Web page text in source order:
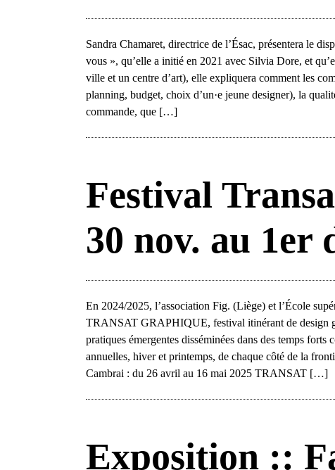
Sandra Chamaret, directrice de l’Ésac, présentera le
vous », qu’elle a initié en 2021 avec Silvia Dore, et
ville et un centre d’art), elle expliquera comment les
planning, budget, choix d’un·e jeune designer), la
commande, que […]
Festival
30 nov. au 1er
En 2024/2025, l’association Fig. (Liège) et l’École
TRANSAT GRAPHIQUE, festival itinérant de design
pratiques émergentes disséminées dans des temps
annuelles, hiver et printemps, de chaque côté de la
Cambrai : du 26 avril au 16 mai 2025 TRANSAT […]
Exposition ::